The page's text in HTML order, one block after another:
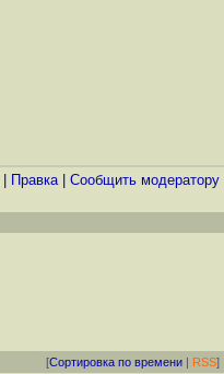
Правка| Cообщить модератору
[Сортировка по времени | RSS]